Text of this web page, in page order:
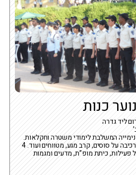
כנות
ליד גדרה
המשלבת לימודי משטרה וחקלאות.
אילוף כלבים, רכיבה על סוסים, קרב מגע, מטווחים ועוד. 4
פעילות, כיתת מופ”ת, מדעים ומגמות